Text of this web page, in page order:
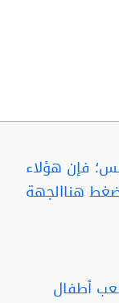
فإن هؤلاء
هناالجهة
لعب أطفال